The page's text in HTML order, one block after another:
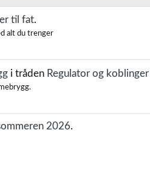
til fat.
alt du trenger
i tråden Regulator og
2026.